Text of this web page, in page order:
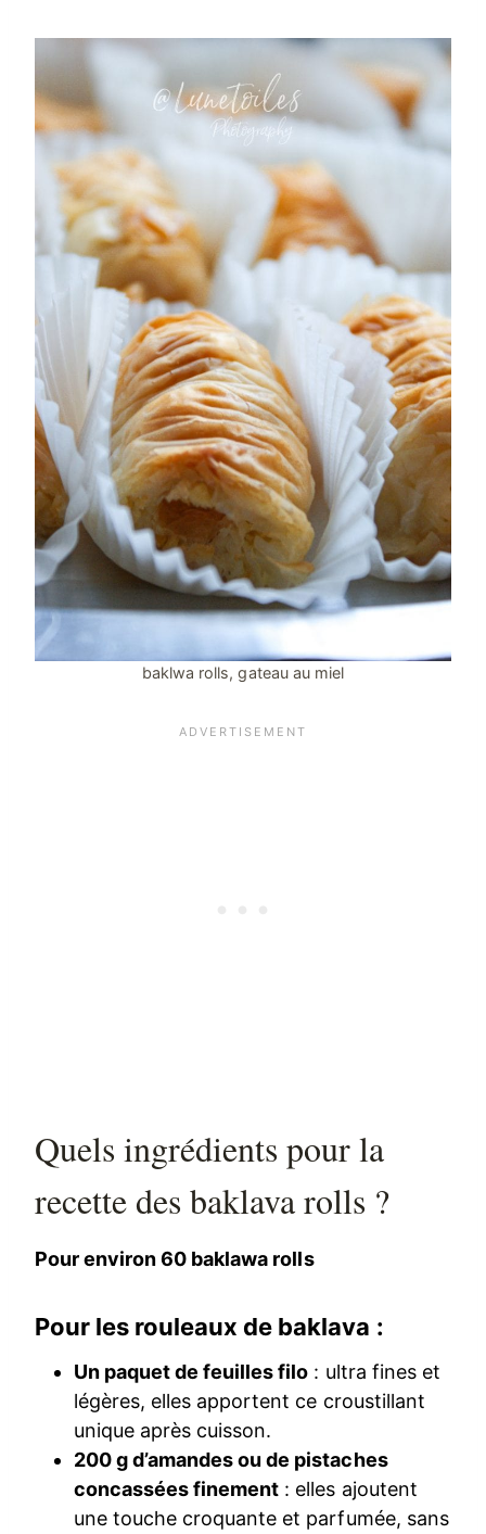
baklwa rolls, gateau au miel
Quels ingrédients pour la
recette des baklava rolls ?
Pour environ 60 baklawa rolls
Pour les rouleaux de baklava :
Un paquet de feuilles filo : ultra fines et
légères, elles apportent ce croustillant
unique après cuisson.
200 g d’amandes ou de pistaches
concassées finement : elles ajoutent
une touche croquante et parfumée, sans